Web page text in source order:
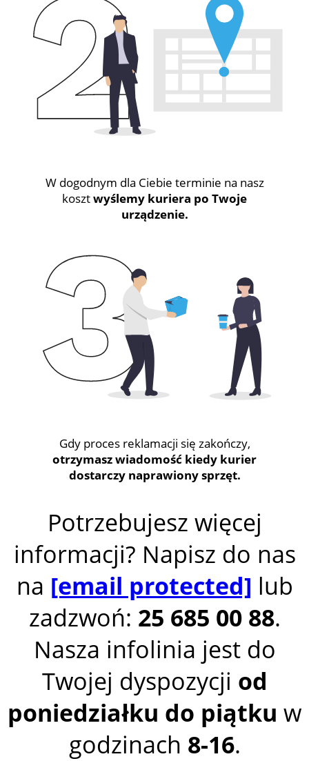
W dogodnym dla Ciebie terminie na nasz
kosztwyślemy kuriera po Twoje
urządzenie.
Gdy proces reklamacji się zakończy,
otrzymasz wiadomość kiedy kurier
dostarczy naprawiony sprzęt.
Potrzebujesz więcej
informacji? Napisz do nas
na [email protected] lub
zadzwoń: 25 685 00 88.
Nasza infolinia jest do
Twojej dyspozycji od
poniedziałku do piątku w
godzinach 8-16.